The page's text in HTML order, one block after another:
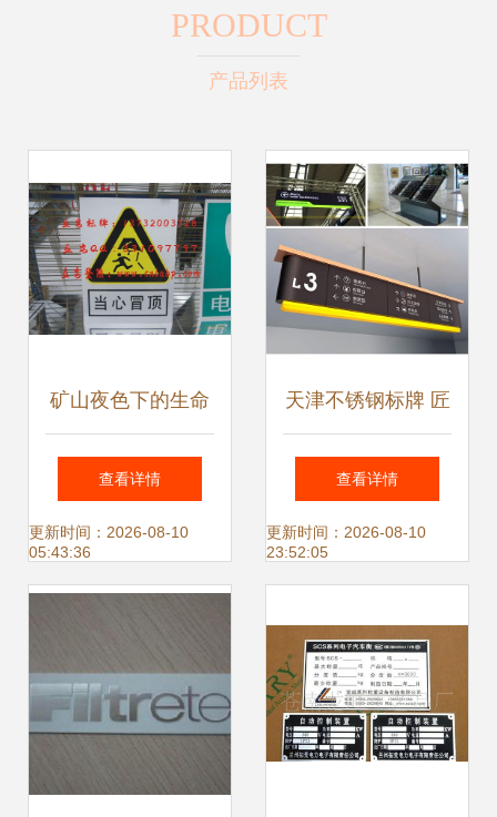
PRODUCT
产品列表
矿山夜色下的生命
灯塔 为什么温州立
安反光标牌成为煤
矿安全生产的隐形
防线
查看详情
更新时间：2026-08-10
05:43:36
天津不锈钢标牌 匠
心工艺与城市标识
的完美融合
查看详情
更新时间：2026-08-10
23:52:05